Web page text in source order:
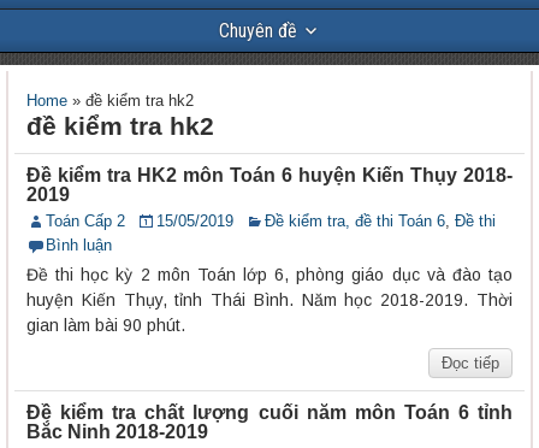
Chuyên đề
Home » đề kiểm tra hk2
đề kiểm tra hk2
Đề kiểm tra HK2 môn Toán 6 huyện Kiến Thụy 2018-
2019
Toán Cấp 2 15/05/2019 Đề kiểm tra, đề thi Toán 6, Đề thi
Bình luận
Đề thi học kỳ 2 môn Toán lớp 6, phòng giáo dục và đào tạo
huyện Kiến Thụy, tỉnh Thái Bình. Năm học 2018-2019. Thời
gian làm bài 90 phút.
Đọc tiếp
Đề kiểm tra chất lượng cuối năm môn Toán 6 tỉnh
Bắc Ninh 2018-2019